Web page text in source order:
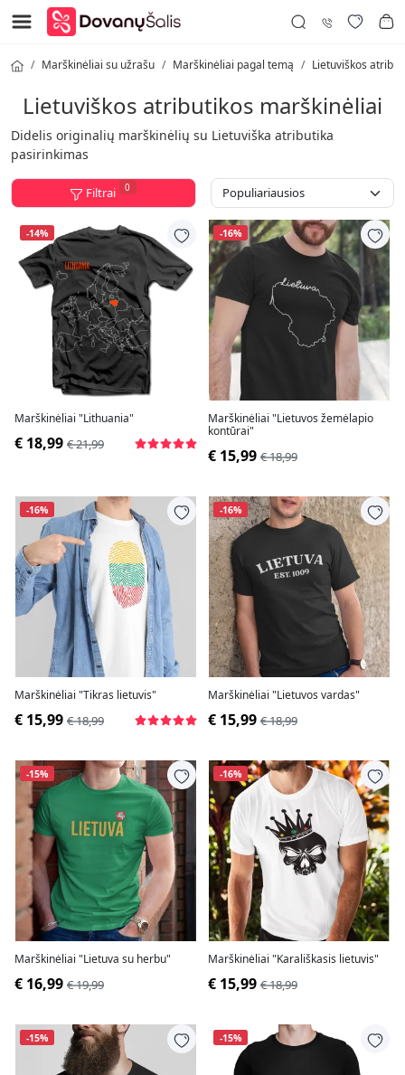
Marškinėliai su užrašu Marškinėliai pagal temą Lietuviškos
Lietuviškos atributikos marškinėliai
Didelis originalių marškinėlių su Lietuviška atributika
pasirinkimas
Filtrai 0
-14%
Marškinėliai "Lithuania"
€ 18,99 € 21,99
-16%
Marškinėliai "Lietuvos žemėlapio
kontūrai"
€ 15,99 € 18,99
-16%
Marškinėliai "Tikras lietuvis"
€ 15,99 € 18,99
-16%
Marškinėliai "Lietuvos vardas"
€ 15,99 € 18,99
-15%
Marškinėliai "Lietuva su herbu"
€ 16,99 € 19,99
-16%
Marškinėliai "Karališkasis lietuvis"
€ 15,99 € 18,99
-15% -15%